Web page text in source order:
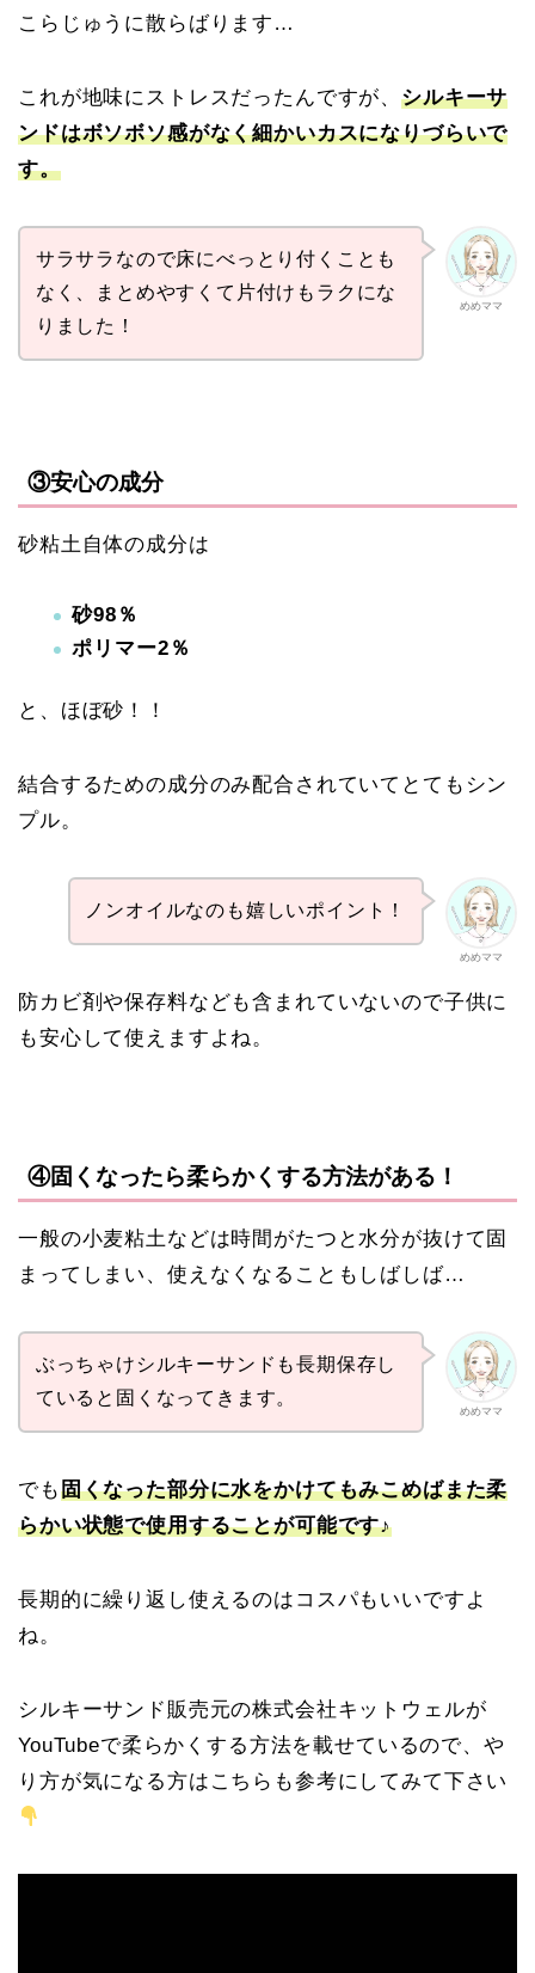
こらじゅうに散らばります…
これが地味にストレスだったんですが、シルキーサ
ンドはボソボソ感がなく細かいカスになりづらいで
す。
めめママ
サラサラなので床にべっとり付くことも
なく、まとめやすくて片付けもラクにな
りました！
③安心の成分
砂粘土自体の成分は
砂98％
ポリマー2％
と、ほぼ砂！！
結合するための成分のみ配合されていてとてもシン
プル。
めめママ
ノンオイルなのも嬉しいポイント！
防カビ剤や保存料なども含まれていないので子供に
も安心して使えますよね。
④固くなったら柔らかくする方法がある！
一般の小麦粘土などは時間がたつと水分が抜けて固
まってしまい、使えなくなることもしばしば…
めめママ
ぶっちゃけシルキーサンドも長期保存し
ていると固くなってきます。
でも固くなった部分に水をかけてもみこめばまた柔
らかい状態で使用することが可能です♪
長期的に繰り返し使えるのはコスパもいいですよ
ね。
シルキーサンド販売元の株式会社キットウェルが
YouTubeで柔らかくする方法を載せているので、や
り方が気になる方はこちらも参考にしてみて下さい